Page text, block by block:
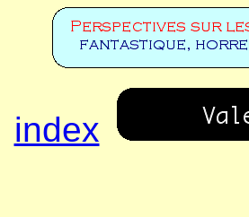
index